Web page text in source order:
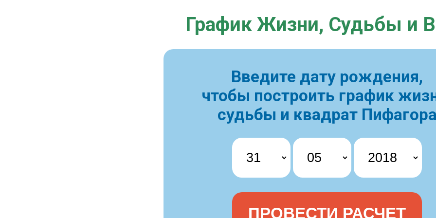
График Жизни, Судьбы и
Введите дату рождения,
чтобы построить график
судьбы и квадрат Пифагора
ПРОВЕСТИ РАСЧЕТ